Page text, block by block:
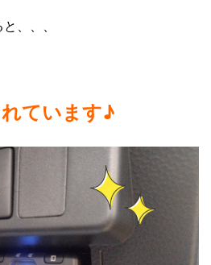
、、、
ています♪